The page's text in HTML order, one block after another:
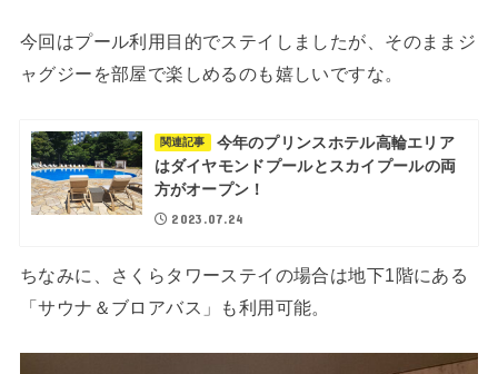
今回はプール利用目的でステイしましたが、そのままジ
ャグジーを部屋で楽しめるのも嬉しいですな。
関連記事
今年のプリンスホテル高輪エリア
はダイヤモンドプールとスカイプールの両
方がオープン！
2023.07.24
ちなみに、さくらタワーステイの場合は地下1階にある
「サウナ＆ブロアバス」も利用可能。